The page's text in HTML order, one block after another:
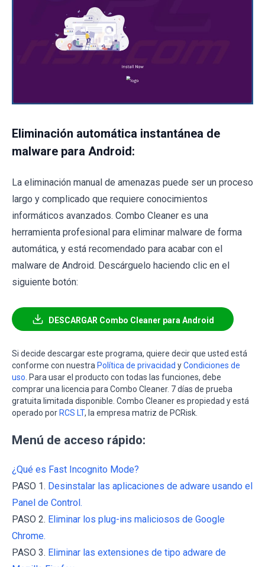
Eliminación automática instantánea de
malware para Android:
La eliminación manual de amenazas puede ser un proceso
largo y complicado que requiere conocimientos
informáticos avanzados. Combo Cleaner es una
herramienta profesional para eliminar malware de forma
automática, y está recomendado para acabar con el
malware de Android. Descárguelo haciendo clic en el
siguiente botón:
DESCARGAR Combo Cleaner para Android
Si decide descargar este programa, quiere decir que usted está
conforme con nuestra Política de privacidad yCondiciones de
uso. Para usar el producto con todas las funciones, debe
comprar una licencia para Combo Cleaner. 7 días de prueba
gratuita limitada disponible. Combo Cleaner es propiedad y está
operado por RCS LT, la empresa matriz de PCRisk.
Menú de acceso rápido:
¿Qué es Fast Incognito Mode?
PASO 1. Desinstalar las aplicaciones de adware usando el
Panel de Control.
PASO 2. Eliminar los plug-ins maliciosos de Google
Chrome.
PASO 3. Eliminar las extensiones de tipo adware de